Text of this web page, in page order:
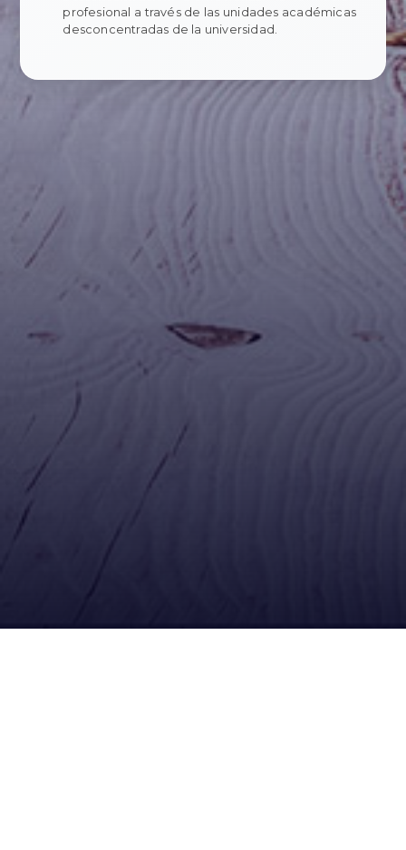
profesional a través de las unidades académicas
desconcentradas de la universidad.